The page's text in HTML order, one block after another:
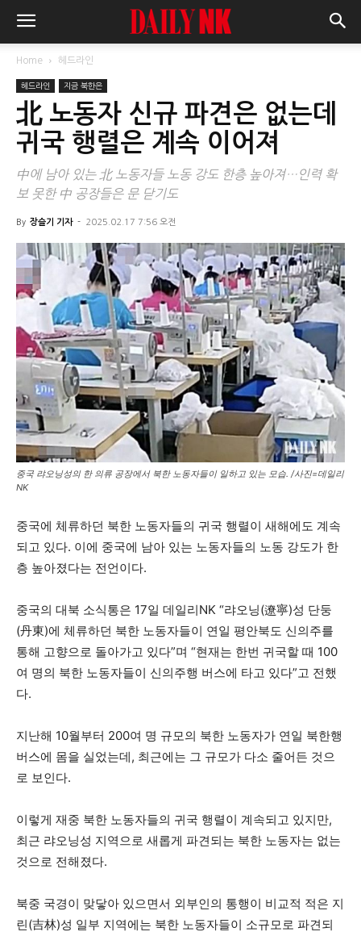
Home 헤드라인
헤드라인 지금 북한은
北 노동자 신규 파견은 없는데
귀국 행렬은 계속 이어져
中에 남아 있는 北 노동자들 노동 강도 한층 높아져…인력 확
보 못한 中 공장들은 문 닫기도
By 장슬기 기자 - 2025.02.17 7:56 오전
중국 랴오닝성의 한 의류 공장에서 북한 노동자들이 일하고 있는 모습. /사진=데일리
NK
중국에 체류하던 북한 노동자들의 귀국 행렬이 새해에도 계속
되고 있다. 이에 중국에 남아 있는 노동자들의 노동 강도가 한
층 높아졌다는 전언이다.
중국의 대북 소식통은 17일 데일리NK “랴오닝(遼寧)성 단둥
(丹東)에 체류하던 북한 노동자들이 연일 평안북도 신의주를
통해 고향으로 돌아가고 있다”며 “현재는 한번 귀국할 때 100
여 명의 북한 노동자들이 신의주행 버스에 타고 있다”고 전했
다.
지난해 10월부터 200여 명 규모의 북한 노동자가 연일 북한행
버스에 몸을 실었는데, 최근에는 그 규모가 다소 줄어든 것으
로 보인다.
이렇게 재중 북한 노동자들의 귀국 행렬이 계속되고 있지만,
최근 랴오닝성 지역으로 새롭게 파견되는 북한 노동자는 없는
것으로 전해졌다.
북중 국경이 맞닿아 있으면서 외부인의 통행이 비교적 적은 지
린(吉林)성 일부 지역에는 북한 노동자들이 소규모로 파견되